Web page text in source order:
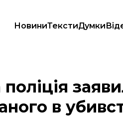
НовиниТекстиДумки
затримання підозрюваного в
поліція
в